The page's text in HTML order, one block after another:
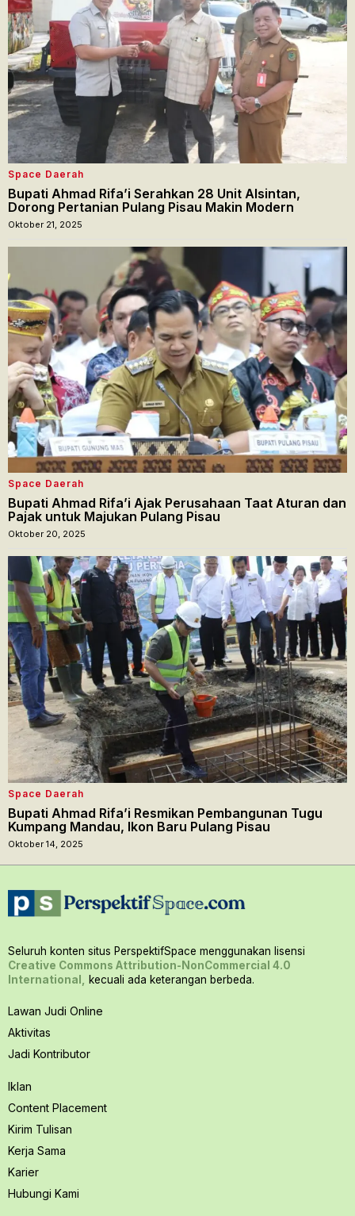
Space Daerah
Bupati Ahmad Rifa’i Serahkan 28 Unit Alsintan,
Dorong Pertanian Pulang Pisau Makin Modern
Oktober 21, 2025
Space Daerah
Bupati Ahmad Rifa’i Ajak Perusahaan Taat Aturan dan
Pajak untuk Majukan Pulang Pisau
Oktober 20, 2025
Space Daerah
Bupati Ahmad Rifa’i Resmikan Pembangunan Tugu
Kumpang Mandau, Ikon Baru Pulang Pisau
Oktober 14, 2025
Seluruh konten situs PerspektifSpace menggunakan lisensi
Creative Commons Attribution-NonCommercial 4.0
International,
kecuali ada keterangan berbeda.
Lawan Judi Online
Aktivitas
Jadi Kontributor
Iklan
Content Placement
Kirim Tulisan
Kerja Sama
Karier
Hubungi Kami